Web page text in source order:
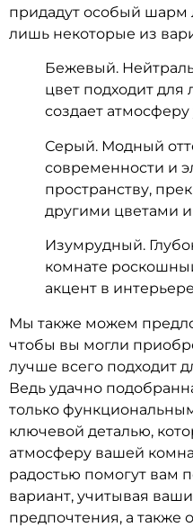
придадут особый шарм
лишь некоторые из
Бежевый.
цвет подходит для
создает
Серый. Модный
современности и
пространству,
другими цветами и
Изумрудный.
комнате
акцент в
Мы также можем
чтобы вы могли
лучше всего подходит
Ведь удачно
только
ключевой деталью,
атмосферу вашей
радостью помогут вам
вариант, учитывая
предпочтения, а также